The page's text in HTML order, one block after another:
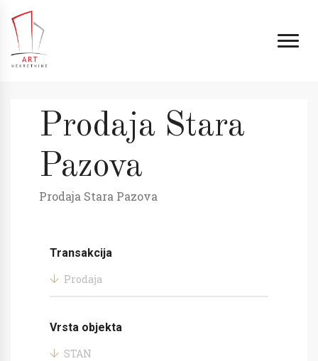
Prodaja Stara
Pazova
Prodaja Stara Pazova
Transakcija
Prodaja
Vrsta objekta
STAN